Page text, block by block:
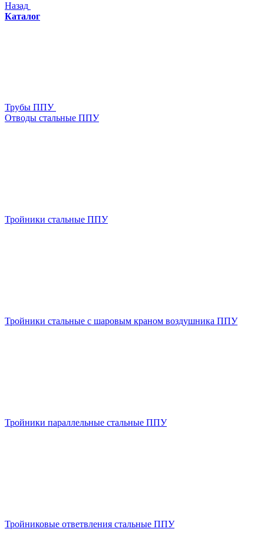
Назад
Каталог
Трубы ППУ
Отводы стальные ППУ
Тройники стальные ППУ
Тройники стальные с шаровым краном воздушника ППУ
Тройники параллельные стальные ППУ
Тройниковые ответвления стальные ППУ